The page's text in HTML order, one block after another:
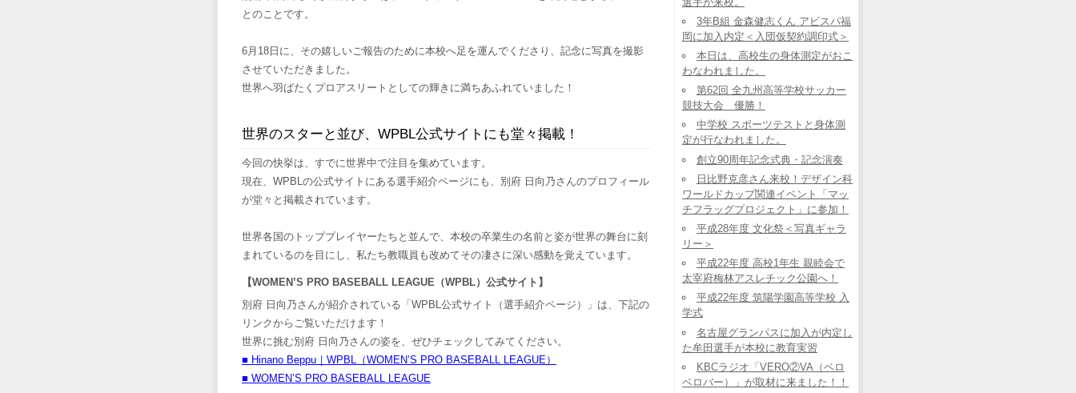
とのことです。
6月18日に、その嬉しいご報告のために本校へ足を運んでくださり、記念に写真を撮影
させていただきました。
世界へ羽ばたくプロアスリートとしての輝きに満ちあふれていました！
世界のスターと並び、WPBL公式サイトにも堂々掲載！
今回の快挙は、すでに世界中で注目を集めています。
現在、WPBLの公式サイトにある選手紹介ページにも、別府 日向乃さんのプロフィール
が堂々と掲載されています。
世界各国のトッププレイヤーたちと並んで、本校の卒業生の名前と姿が世界の舞台に刻
まれているのを目にし、私たち教職員も改めてその凄さに深い感動を覚えています。
【WOMEN’S PRO BASEBALL LEAGUE（WPBL）公式サイト】
別府 日向乃さんが紹介されている「WPBL公式サイト（選手紹介ページ）」は、下記の
リンクからご覧いただけます！
世界に挑む別府 日向乃さんの姿を、ぜひチェックしてみてください。
■ Hinano Beppu｜WPBL（WOMEN’S PRO BASEBALL LEAGUE）
■ WOMEN’S PRO BASEBALL LEAGUE
3年B組 金森健志くん アビスパ福
岡に加入内定＜入団仮契約調印式＞
本日は、高校生の身体測定がおこ
わなわれました。
第62回 全九州高等学校サッカー
競技大会 優勝！
中学校 スポーツテストと身体測
定が行なわれました。
創立90周年記念式典・記念演奏
日比野克彦さん来校！デザイン科
ワールドカップ関連イベント「マッ
チフラッグプロジェクト」に参加！
平成28年度 文化祭＜写真ギャラ
リー＞
平成22年度 高校1年生 親睦会で
太宰府梅林アスレチック公園へ！
平成22年度 筑陽学園高等学校 入
学式
名古屋グランパスに加入が内定し
た牟田選手が本校に教育実習
KBCラジオ「VERO②VA（ベロ
ベロバー）」が取材に来ました！！